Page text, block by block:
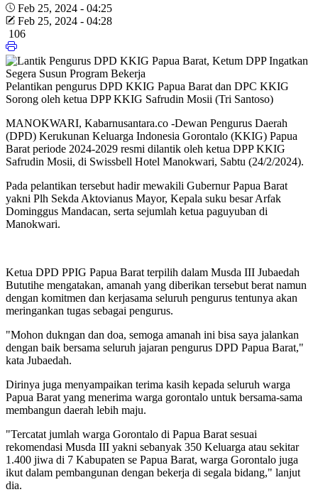
Feb 25, 2024 - 04:25
Feb 25, 2024 - 04:28
106
Pelantikan pengurus DPD KKIG Papua Barat dan DPC KKIG
Sorong oleh ketua DPP KKIG Safrudin Mosii (Tri Santoso)
MANOKWARI, Kabarnusantara.co -Dewan Pengurus Daerah
(DPD) Kerukunan Keluarga Indonesia Gorontalo (KKIG) Papua
Barat periode 2024-2029 resmi dilantik oleh ketua DPP KKIG
Safrudin Mosii, di Swissbell Hotel Manokwari, Sabtu (24/2/2024).
Pada pelantikan tersebut hadir mewakili Gubernur Papua Barat
yakni Plh Sekda Aktovianus Mayor, Kepala suku besar Arfak
Dominggus Mandacan, serta sejumlah ketua paguyuban di
Manokwari.
Ketua DPD PPIG Papua Barat terpilih dalam Musda III Jubaedah
Bututihe mengatakan, amanah yang diberikan tersebut berat namun
dengan komitmen dan kerjasama seluruh pengurus tentunya akan
meringankan tugas sebagai pengurus.
"Mohon dukngan dan doa, semoga amanah ini bisa saya jalankan
dengan baik bersama seluruh jajaran pengurus DPD Papua Barat,"
kata Jubaedah.
Dirinya juga menyampaikan terima kasih kepada seluruh warga
Papua Barat yang menerima warga gorontalo untuk bersama-sama
membangun daerah lebih maju.
"Tercatat jumlah warga Gorontalo di Papua Barat sesuai
rekomendasi Musda III yakni sebanyak 350 Keluarga atau sekitar
1.400 jiwa di 7 Kabupaten se Papua Barat, warga Gorontalo juga
ikut dalam pembangunan dengan bekerja di segala bidang," lanjut
dia.